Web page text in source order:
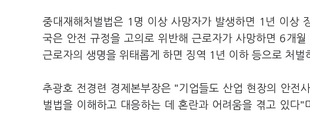
중대재해처벌법은 1명 이상 사망자가 발생하면 1년 이상
국은 안전 규정을 고의로 위반해 근로자가 사망하면 6개
근로자의 생명을 위태롭게 하면 징역 1년 이하 등으로 처벌
추광호 전경련 경제본부장은 "기업들도 산업 현장의 안전
벌법을 이해하고 대응하는 데 혼란과 어려움을 겪고 있다